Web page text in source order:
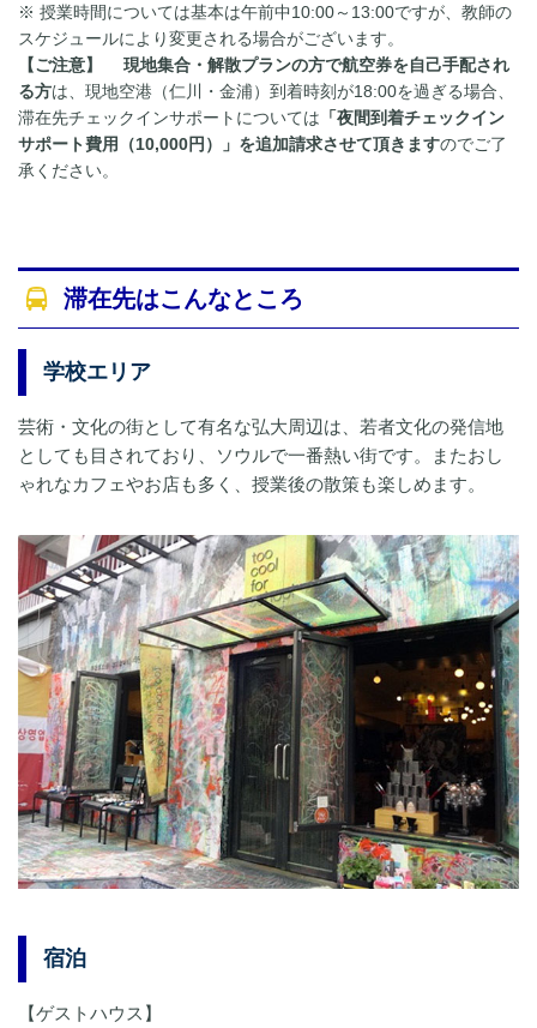
※ 授業時間については基本は午前中10:00～13:00ですが、教師の
スケジュールにより変更される場合がございます。
【ご注意】
現地集合・解散プランの方で航空券を自己手配され
る方は、現地空港（仁川・金浦）到着時刻が18:00を過ぎる場合、
滞在先チェックインサポートについては 「夜間到着チェックイン
サポート費用（10,000円）」を追加請求させて頂きますのでご了
承ください。
滞在先はこんなところ
学校エリア
芸術・文化の街として有名な弘大周辺は、若者文化の発信地
としても目されており、ソウルで一番熱い街です。またおし
ゃれなカフェやお店も多く、授業後の散策も楽しめます。
宿泊
【ゲストハウス】